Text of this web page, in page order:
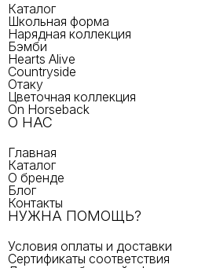
Каталог
Школьная форма
Нарядная коллекция
Бэмби
Hearts Alive
Countryside
Отаку
Цветочная коллекция
On Horseback
О НАС
Главная
Каталог
О бренде
Блог
Контакты
НУЖНА ПОМОЩЬ?
Условия оплаты и доставки
Сертификаты соответствия